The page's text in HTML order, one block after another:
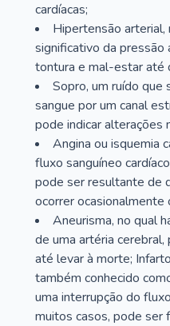
cardíacas;
Hipertensão arterial,
significativo da pressão
tontura e mal-estar até
Sopro, um ruído que
sangue por um canal
pode indicar alterações
Angina ou isquemia
fluxo sanguíneo
pode ser resultante de
ocorrer ocasionalmente
Aneurisma, no qual
de uma artéria
até levar à morte;
também conhecido
uma interrupção do
muitos casos, pode ser